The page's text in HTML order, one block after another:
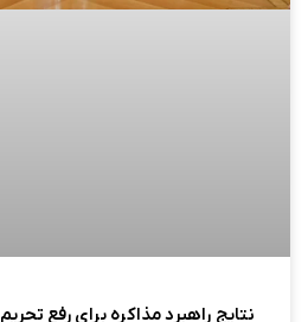
نتایج راهبرد مذاکره برای رفع تحریم